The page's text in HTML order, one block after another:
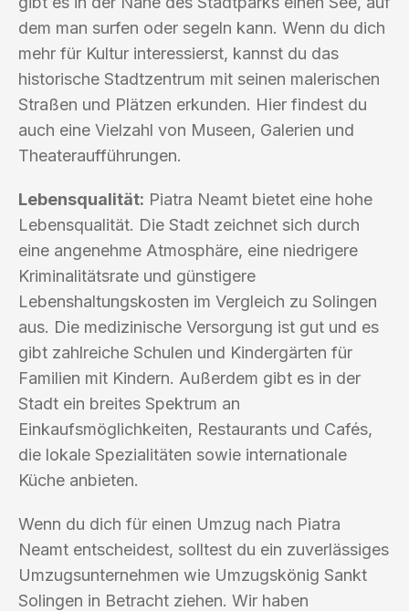
dem man surfen oder segeln kann. Wenn du dich
mehr für Kultur interessierst, kannst du das
historische Stadtzentrum mit seinen malerischen
Straßen und Plätzen erkunden. Hier findest du
auch eine Vielzahl von Museen, Galerien und
Theateraufführungen.
Lebensqualität: Piatra Neamt bietet eine hohe
Lebensqualität. Die Stadt zeichnet sich durch
eine angenehme Atmosphäre, eine niedrigere
Kriminalitätsrate und günstigere
Lebenshaltungskosten im Vergleich zu Solingen
aus. Die medizinische Versorgung ist gut und es
gibt zahlreiche Schulen und Kindergärten für
Familien mit Kindern. Außerdem gibt es in der
Stadt ein breites Spektrum an
Einkaufsmöglichkeiten, Restaurants und Cafés,
die lokale Spezialitäten sowie internationale
Küche anbieten.
Wenn du dich für einen Umzug nach Piatra
Neamt entscheidest, solltest du ein zuverlässiges
Umzugsunternehmen wie Umzugskönig Sankt
Solingen in Betracht ziehen. Wir haben